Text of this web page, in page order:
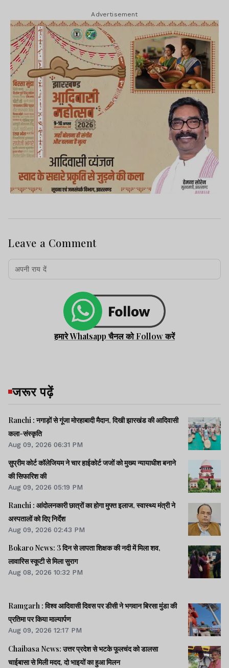
Advertisement
Leave a Comment
हमारे Whatsapp चैनल को Follow करें
जरूर पढ़ें
Ranchi : नगाड़ों से गूंजा मोरहाबादी मैदान, दिखी झारखंड की आदिवासी
कला-संस्कृति
Aug 09, 2026 06:31 PM
सुप्रीम कोर्ट कॉलेजियम ने चार हाईकोर्ट जजों को मुख्य न्यायाधीश बनाने
की सिफारिश की
Aug 09, 2026 05:19 PM
Ranchi : आंदोलनकारी छात्रों का होगा मुफ्त इलाज, स्वास्थ्य मंत्री ने
अस्पतालों को दिए निर्देश
Aug 09, 2026 02:43 PM
Bokaro News: 3 दिन से लापता शिक्षक की नदी में मिला शव,
लावारिस स्कूटी से मिला सुराग
Aug 08, 2026 10:32 PM
Ramgarh : विश्व आदिवासी दिवस पर डीसी ने भगवान बिरसा मुंडा की
प्रतिमा पर किया माल्यार्पण
Aug 09, 2026 12:17 PM
Chaibasa News: उत्तर प्रदेश से भटके फूलचंद को डालसा
चाईबासा से मिली मदद, दो भाइयों का हुआ मिलन